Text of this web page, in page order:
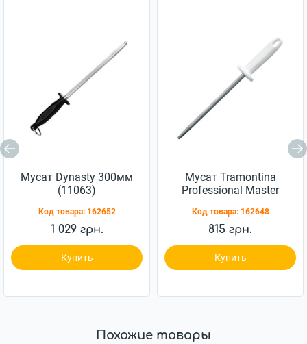
Мусат Dynasty 300мм
(11063)
Код товара: 162652
1 029 грн.
Купить
Мусат Tramontina
Professional Master
Код товара: 162648
815 грн.
Купить
Похожие товары